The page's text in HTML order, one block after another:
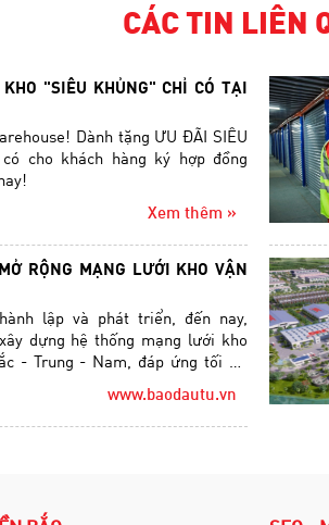
CÁC TIN LIÊN
"SIÊU KHỦNG" CHỈ CÓ TẠI
Dành tặng ƯU ĐÃI SIÊU
cho khách hàng ký hợp đồng
Xem thêm »
RỘNG MẠNG LƯỚI KHO VẬN
lập và phát triển, đến nay,
dựng hệ thống mạng lưới kho
- Trung - Nam, đáp ứng tối ưu
phối hàng hóa của khách hàng
www.baodautu.vn